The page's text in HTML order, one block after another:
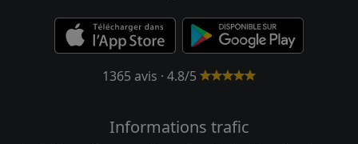
1365 avis · 4.8/5
Informations trafic